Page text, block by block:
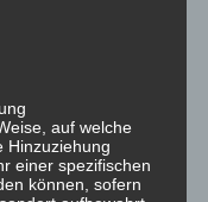
es wird
jeden. Da ist
schließlich müssen
und in der
bekannt
auf welche
Hinzuziehung
einer spezifischen
können, sofern